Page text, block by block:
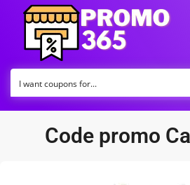
Code promo